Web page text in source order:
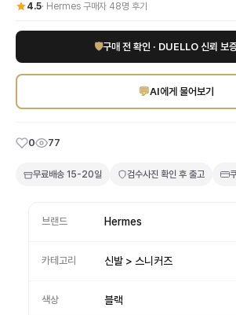
4.5· Hermes 구매자 48명 후기
🛡구매 전 확인 · DUELLO 신뢰 보
💬AI에게 물어보기
0 77
무료배송 15-20일 검수사진 확인 후 출고
브랜드 Hermes
카테고리 신발 > 스니커즈
색상 블랙